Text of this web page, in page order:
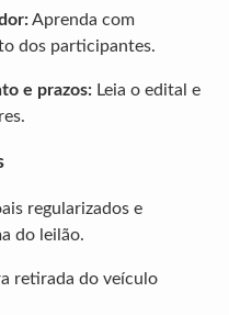
Aprenda com
dos participantes.
e prazos: Leia o edital e
regularizados e
do leilão.
retirada do veículo